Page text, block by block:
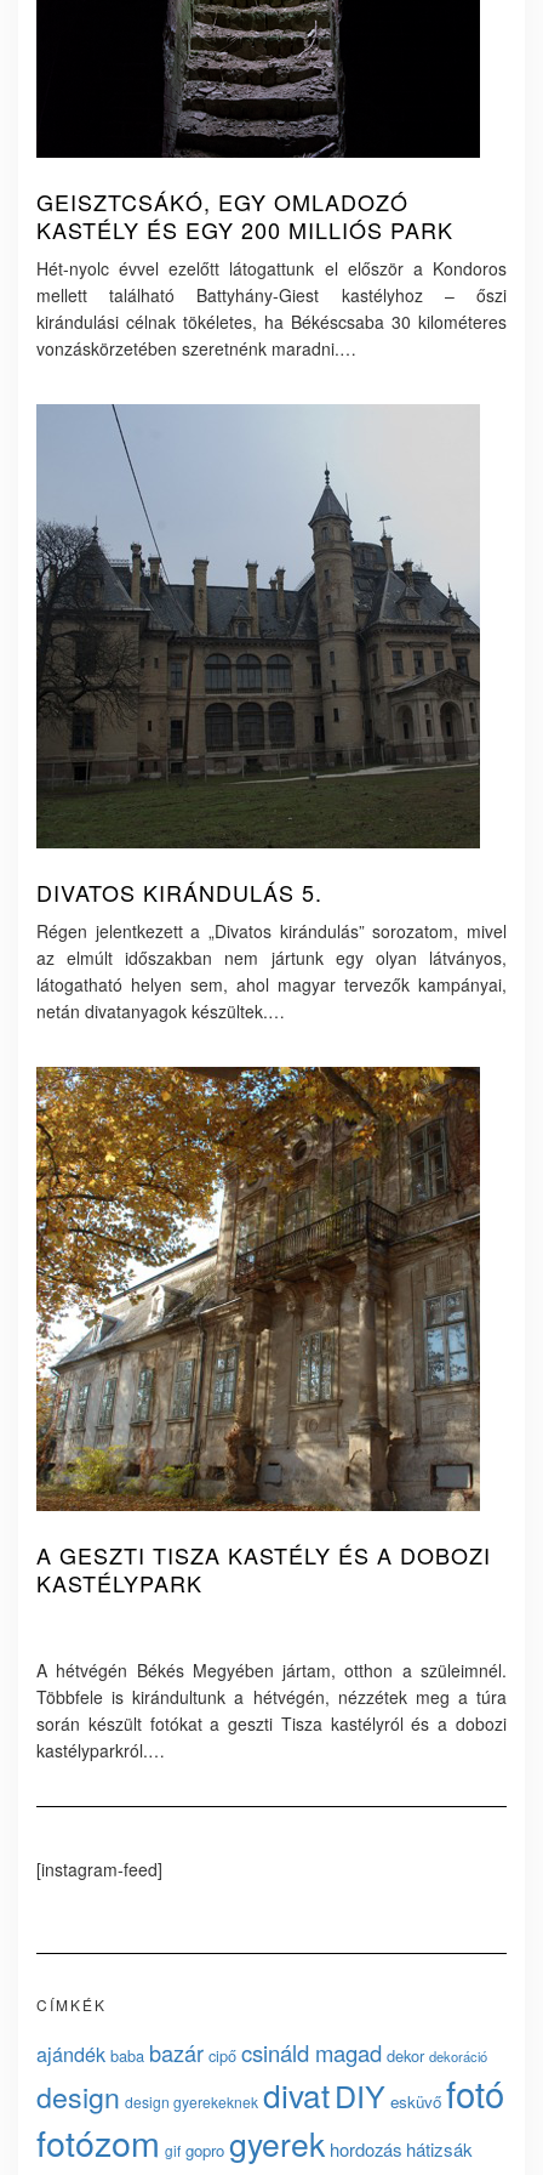
GEISZTCSÁKÓ, EGY OMLADOZÓ
KASTÉLY ÉS EGY 200 MILLIÓS PARK
Hét-nyolc évvel ezelőtt látogattunk el először a Kondoros
mellett található Battyhány-Giest kastélyhoz – őszi
kirándulási célnak tökéletes, ha Békéscsaba 30 kilométeres
vonzáskörzetében szeretnénk maradni.…
DIVATOS KIRÁNDULÁS 5.
Régen jelentkezett a „Divatos kirándulás” sorozatom, mivel
az elmúlt időszakban nem jártunk egy olyan látványos,
látogatható helyen sem, ahol magyar tervezők kampányai,
netán divatanyagok készültek.…
A GESZTI TISZA KASTÉLY ÉS A DOBOZI
KASTÉLYPARK
A hétvégén Békés Megyében jártam, otthon a szüleimnél.
Többfele is kirándultunk a hétvégén, nézzétek meg a túra
során készült fotókat a geszti Tisza kastélyról és a dobozi
kastélyparkról.…
[instagram-feed]
CÍMKÉK
ajándék baba bazár cipő csináld magad dekor dekoráció
design design gyerekeknek divatDIY esküvő fotó
fotózom gif gopro gyerek hordozás hátizsák